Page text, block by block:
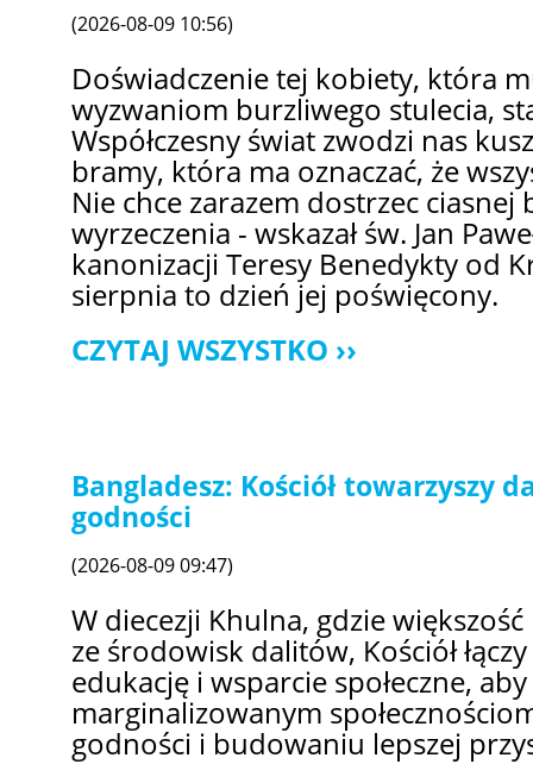
(2026-08-09 10:56)
Doświadczenie tej kobiety, która
wyzwaniom burzliwego stulecia,
Współczesny świat zwodzi nas
bramy, która ma oznaczać, że
Nie chce zarazem dostrzec
wyrzeczenia - wskazał św. Jan
kanonizacji Teresy Benedykty od
sierpnia to dzień jej poświęcony.
CZYTAJ WSZYSTKO
Bangladesz: Kościół towarzyszy
godności
(2026-08-09 09:47)
W diecezji Khulna, gdzie
ze środowisk dalitów, Kościół
edukację i wsparcie społeczne,
marginalizowanym
godności i budowaniu lepszej